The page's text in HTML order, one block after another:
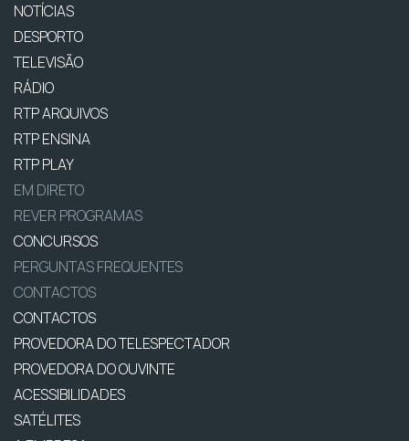
NOTÍCIAS
DESPORTO
TELEVISÃO
RÁDIO
RTP ARQUIVOS
RTP ENSINA
RTP PLAY
EM DIRETO
REVER PROGRAMAS
CONCURSOS
PERGUNTAS FREQUENTES
CONTACTOS
CONTACTOS
PROVEDORA DO TELESPECTADOR
PROVEDORA DO OUVINTE
ACESSIBILIDADES
SATÉLITES